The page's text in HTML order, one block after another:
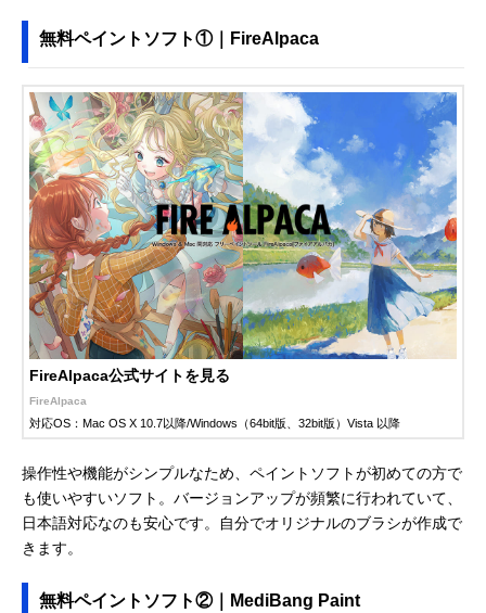
無料ペイントソフト①｜FireAlpaca
FireAlpaca公式サイトを見る
FireAlpaca
対応OS：Mac OS X 10.7以降/Windows（64bit版、32bit版）Vista 以降
操作性や機能がシンプルなため、ペイントソフトが初めての方で
も使いやすいソフト。バージョンアップが頻繁に行われていて、
日本語対応なのも安心です。自分でオリジナルのブラシが作成で
きます。
無料ペイントソフト②｜MediBang Paint